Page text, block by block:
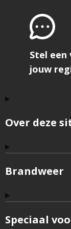
Over deze
Brandweer
Speciaal
Stel een
jouw